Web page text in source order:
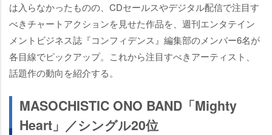
は入らなかったものの、CDセールスやデジタル配信で注目す
べきチャートアクションを見せた作品を、週刊エンタテイン
メントビジネス誌『コンフィデンス』編集部のメンバー6名が
各目線でピックアップ。これから注目すべきアーティスト、
話題作の動向を紹介する。
MASOCHISTIC ONO BAND「Mighty
Heart」／シングル20位